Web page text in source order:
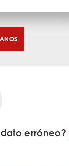
erróneo?